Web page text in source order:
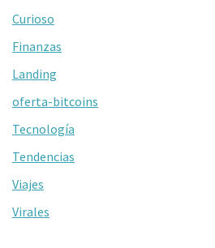
Curioso
Finanzas
Landing
oferta-bitcoins
Tecnología
Tendencias
Viajes
Virales